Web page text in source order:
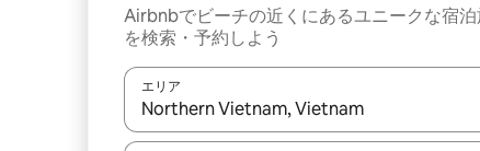
Airbnbでビーチの近くにあるユニークな宿泊
を検索・予約しよう
エリア
検索結果が表示されたら、上下の矢印キーを使